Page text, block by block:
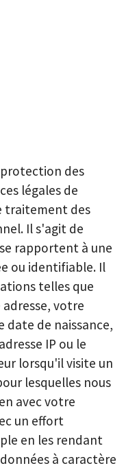
des
légales de
traitement des
Il s'agit de
rapportent à une
ou identifiable. Il
telles que
votre
de naissance,
IP ou le
lorsqu'il visite un
lesquelles nous
avec votre
un effort
en les rendant
à caractère